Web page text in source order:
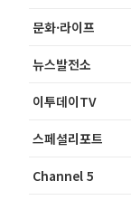
문화·라이프
뉴스발전소
이투데이TV
스페셜리포트
Channel 5